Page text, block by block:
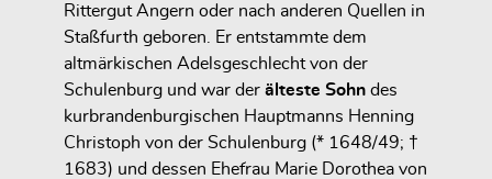
Rittergut Angern oder nach anderen Quellen in
Staßfurth geboren. Er entstammte dem
altmärkischen Adelsgeschlecht von der
Schulenburg und war der älteste Sohn des
kurbrandenburgischen Hauptmanns Henning
Christoph von der Schulenburg (* 1648/49; †
1683) und dessen Ehefrau Marie Dorothea von